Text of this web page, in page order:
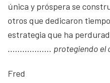
única y próspera se
otros que dedicaron
estrategia que ha
……………… protegiendo el
Fred